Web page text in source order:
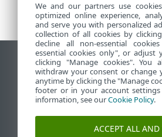
Использовать сайт для ПК
End of Life
База знаний ESET
ESET Status Portal
We and our partners use
optimized online experience,
and serve you with personalized
collection of all cookies by
decline all non-essential
essential cookies only", or adjust
clicking "Manage cookies".
withdraw your consent or change
anytime by clicking the "Manage
footer or in your account settings
information, see ourCookie Policy.
ACCEPT ALL AND